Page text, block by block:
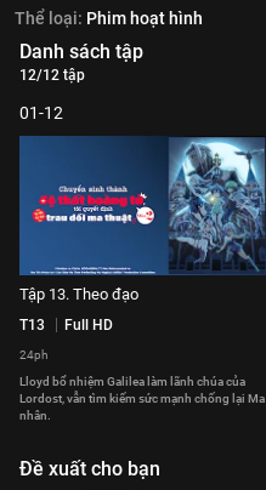
Thể loại: Phim hoạt hình
Danh sách tập
12/12 tập
01-12
Tập 13. Theo đạo
T13 Full HD
24ph
Lloyd bổ nhiệm Galilea làm lãnh chúa của
Lordost, vẫn tìm kiếm sức mạnh chống lại Ma
nhân.
Đề xuất cho bạn